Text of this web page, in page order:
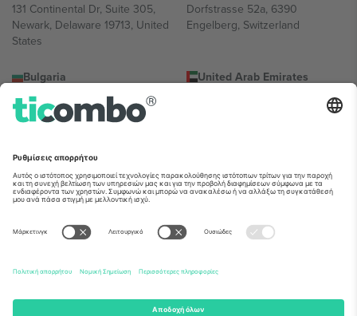
131 Continental Dr, Suite 305,
Newark, Delaware 19713, United
States
Dorfstrasse 52a, 6390
Engelberg, Switzerland
Bulgaria
Regus Sofia City West, bul
Totleben 53-55, 1606 Sofia,
United Arab Emirates
UAE Dubai Silicon Oasis, DDP
Building A1, Office 302, Dubai,
Mexico
Av Chapultepec 360, Roma
Norte, Cuauhtémoc, 06700
Ciudad de México, CDMX,
Mexico
Η νομική οντότητα του παρόχου πλατφόρμας ενδέχεται να
τομέα. Για λεπτομέρειες ανατρέξτε στη σελίδα της συγκεκριμένης